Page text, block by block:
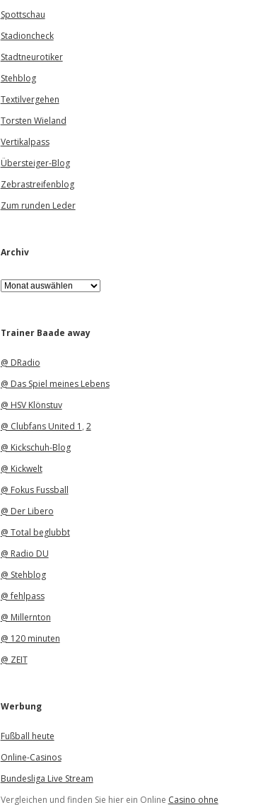
Spottschau
Stadioncheck
Stadtneurotiker
Stehblog
Textilvergehen
Torsten Wieland
Vertikalpass
Übersteiger-Blog
Zebrastreifenblog
Zum runden Leder
Archiv
A
r
iTrainer Baade away
@ DRadio
@ Das Spiel meines Lebens
@ HSV Klönstuv
@ Clubfans United 1 , 2
@ Kickschuh-Blog
@ Kickwelt
@ Fokus Fussball
@ Der Libero
@ Total beglubbt
@ Radio DU
@ Stehblog
@ fehlpass
@ Millernton
@ 120 minuten
@ ZEIT
Werbung
Fußball heute
Online-Casinos
Bundesliga Live Stream
Vergleichen und finden Sie hier ein Online Casino ohne